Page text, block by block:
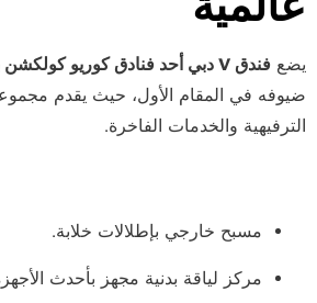
يضع فندق V دبي أحد فنادق كوريو كولكشن باي هيلتون
ضيوفه في المقام الأول، حيث يقدم
الترفيهية والخدمات الفاخرة.
مسبح خارجي بإطلالات خلابة.
مركز لياقة بدنية مجهز بأحدث